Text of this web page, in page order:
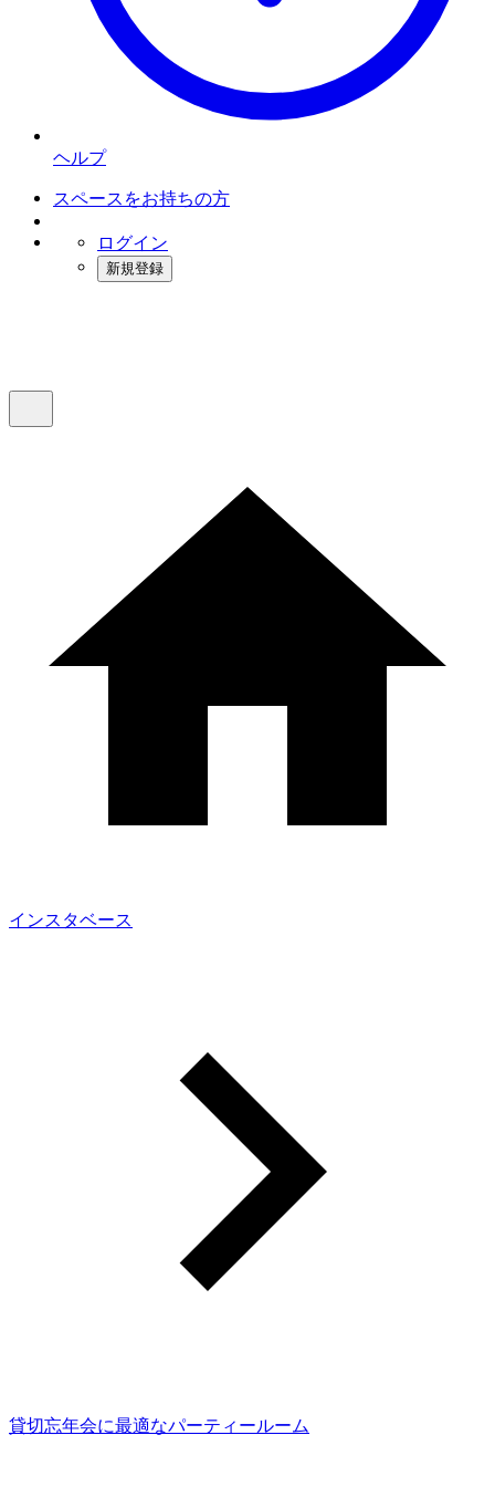
ヘルプ
スペースをお持ちの方
ログイン
新規登録
インスタベース
貸切忘年会に最適なパーティールーム